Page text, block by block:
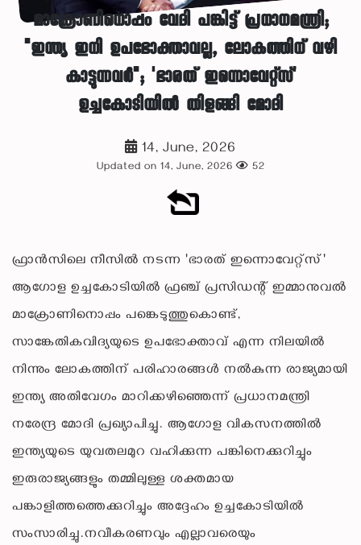
മാക്രോണിനൊപ്പം വേദി പങ്കിട്ട് പ്രധാനമന്ത്രി;
"ഇന്ത്യ ഇനി ഉപഭോക്താവല്ല, ലോകത്തിന് വഴി
കാട്ടുന്നവർ"; 'ഭാരത് ഇന്നൊവേറ്റ്സ്'
ഉച്ചകോടിയിൽ തിളങ്ങി മോദി
14, June, 2026
Updated on 14, June, 2026 52
ഫ്രാൻസിലെ നീസിൽ നടന്ന 'ഭാരത് ഇന്നൊവേറ്റ്സ്'
ആഗോള ഉച്ചകോടിയിൽ ഫ്രഞ്ച് പ്രസിഡന്റ് ഇമ്മാനുവൽ
മാക്രോണിനൊപ്പം പങ്കെടുത്തുകൊണ്ട്,
സാങ്കേതികവിദ്യയുടെ ഉപഭോക്താവ് എന്ന നിലയിൽ
നിന്നും ലോകത്തിന് പരിഹാരങ്ങൾ നൽകുന്ന രാജ്യമായി
ഇന്ത്യ അതിവേഗം മാറിക്കഴിഞ്ഞെന്ന് പ്രധാനമന്ത്രി
നരേന്ദ്ര മോദി പ്രഖ്യാപിച്ചു. ആഗോള വികസനത്തിൽ
ഇന്ത്യയുടെ യുവതലമുറ വഹിക്കുന്ന പങ്കിനെക്കുറിച്ചും
ഇരുരാജ്യങ്ങളും തമ്മിലുള്ള ശക്തമായ
പങ്കാളിത്തത്തെക്കുറിച്ചും അദ്ദേഹം ഉച്ചകോടിയിൽ
സംസാരിച്ചു.നവീകരണവും എല്ലാവരെയും